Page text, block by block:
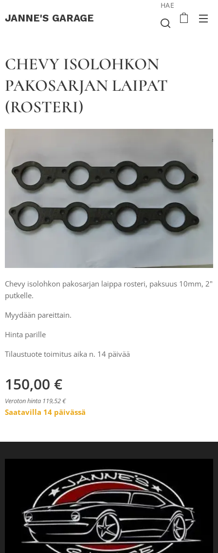
JANNE'S GARAGE
HAE
CHEVY ISOLOHKON
PAKOSARJAN LAIPAT
(ROSTERI)
Chevy isolohkon pakosarjan laippa rosteri, paksuus 10mm, 2"
putkelle.
Myydään pareittain.
Hinta parille
Tilaustuote toimitus aika n. 14 päivää
150,00 €
Veroton hinta 119,52 €
Saatavilla 14 päivässä